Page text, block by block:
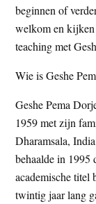
beginnen of
welkom en kijken
teaching met
Wie is Geshe
Geshe Pema
1959 met zijn
Dharamsala,
behaalde in 1995
academische titel
twintig jaar lang